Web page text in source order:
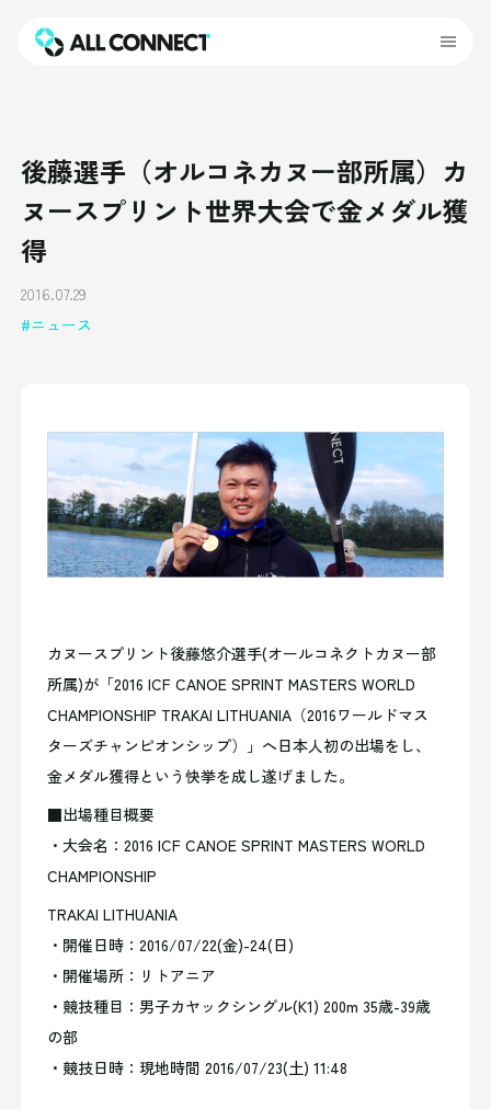
後藤選手（オルコネカヌー部所属）カ
ヌースプリント世界大会で金メダル獲
得
2016.07.29
ニュース
カヌースプリント後藤悠介選手(オールコネクトカヌー部
所属)が「2016 ICF CANOE SPRINT MASTERS WORLD
CHAMPIONSHIP TRAKAI LITHUANIA（2016ワールドマス
ターズチャンピオンシップ）」へ日本人初の出場をし、
金メダル獲得という快挙を成し遂げました。
■出場種目概要
・大会名：2016 ICF CANOE SPRINT MASTERS WORLD
CHAMPIONSHIP
TRAKAI LITHUANIA
・開催日時：2016/07/22(金)-24(日)
・開催場所：リトアニア
・競技種目：男子カヤックシングル(K1) 200m 35歳-39歳
の部
・競技日時：現地時間 2016/07/23(土) 11:48